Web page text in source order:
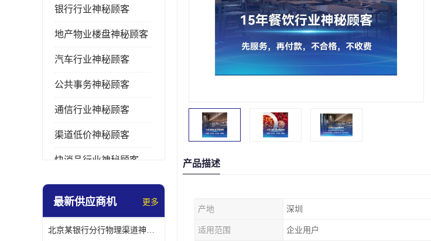
银行行业神秘顾客
地产物业楼盘神秘顾客
汽车行业神秘顾客
公共事务神秘顾客
通信行业神秘顾客
渠道低价神秘顾客
快消品行业神秘顾客
医疗行业神秘顾客
金融行业神秘顾客
最新供应商机 更多
北京某银行分行物理渠道神秘人检查服务质量
产品描述
产地 深圳
适用范围 企业用户